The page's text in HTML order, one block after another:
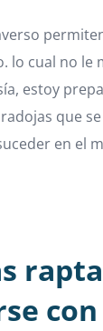
cual no le
estoy
que
en el